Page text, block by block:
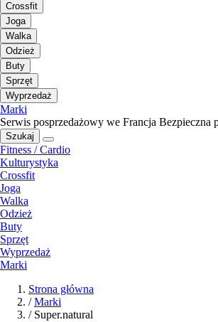
Crossfit
Joga
Walka
Odzież
Buty
Sprzęt
Wyprzedaż
Marki
Serwis posprzedażowy we Francja Bezpieczna
Szukaj
Fitness / Cardio
Kulturystyka
Crossfit
Joga
Walka
Odzież
Buty
Sprzęt
Wyprzedaż
Marki
Strona główna
/ Marki
/ Super.natural